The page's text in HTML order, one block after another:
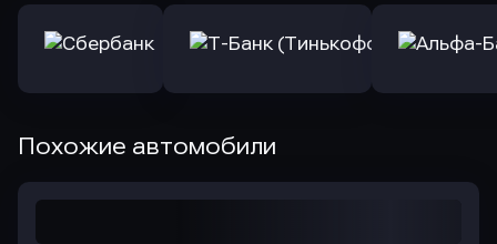
Похожие автомобили